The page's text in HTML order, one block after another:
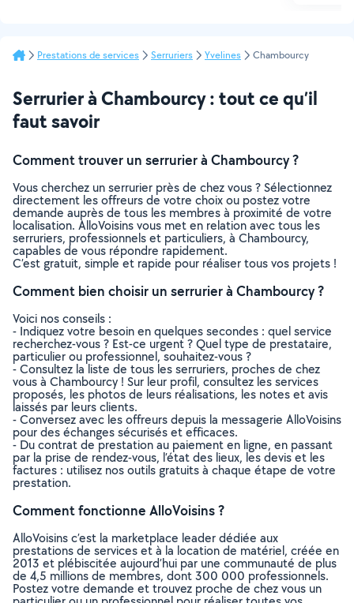
Prestations de services Serruriers Yvelines Chambourcy
Serrurier à Chambourcy : tout ce qu’il
faut savoir
Comment trouver un serrurier à Chambourcy ?
Vous cherchez un serrurier près de chez vous ? Sélectionnez
directement les offreurs de votre choix ou postez votre
demande auprès de tous les membres à proximité de votre
localisation. AlloVoisins vous met en relation avec tous les
serruriers, professionnels et particuliers, à Chambourcy,
capables de vous répondre rapidement.
C’est gratuit, simple et rapide pour réaliser tous vos projets !
Comment bien choisir un serrurier à Chambourcy ?
Voici nos conseils :
- Indiquez votre besoin en quelques secondes : quel service
recherchez-vous ? Est-ce urgent ? Quel type de prestataire,
particulier ou professionnel, souhaitez-vous ?
- Consultez la liste de tous les serruriers, proches de chez
vous à Chambourcy ! Sur leur profil, consultez les services
proposés, les photos de leurs réalisations, les notes et avis
laissés par leurs clients.
- Conversez avec les offreurs depuis la messagerie AlloVoisins
pour des échanges sécurisés et efficaces.
- Du contrat de prestation au paiement en ligne, en passant
par la prise de rendez-vous, l’état des lieux, les devis et les
factures : utilisez nos outils gratuits à chaque étape de votre
prestation.
Comment fonctionne AlloVoisins ?
AlloVoisins c’est la marketplace leader dédiée aux
prestations de services et à la location de matériel, créée en
2013 et plébiscitée aujourd’hui par une communauté de plus
de 4,5 millions de membres, dont 300 000 professionnels.
Postez votre demande et trouvez proche de chez vous un